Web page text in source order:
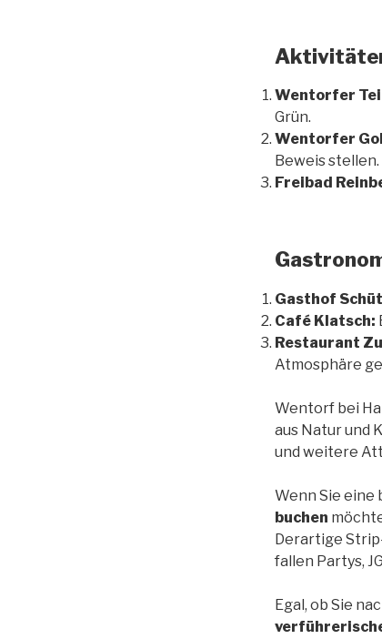
Wentorfer
Grün.
Wentorfer
Beweis stellen.
Freibad
Gasthof
Café Klatsch:
Restaurant
Atmosphäre
Wentorf bei
aus Natur und
und weitere
Wenn Sie eine
buchen
Derartige
fallen Partys,
Egal, ob Sie